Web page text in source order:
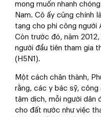
mong muốn nhanh
Nam. Cô ấy cũng chính
tạng cho phi công người
Còn trước đó, năm
người đầu tiên tham gia
(H5N1).
Một cách chân thành,
rằng, các y bác sỹ,
tâm dịch, mỗi người dân
cho đất nước như việc